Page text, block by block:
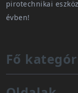
pirotechnikai
évben!
Fő